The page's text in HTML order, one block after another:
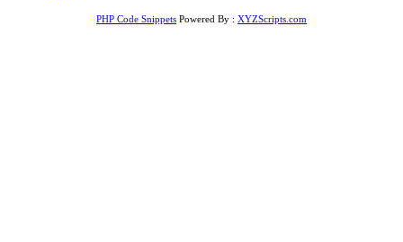
PHP Code Snippets Powered By : XYZScripts.com